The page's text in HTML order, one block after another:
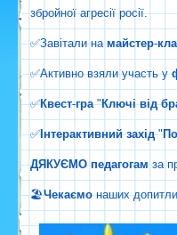
збройної агресії росії.
✅Завітали намайстер-
✅Активно взяли участь у
✅Квест-гра"Ключі від
✅Інтерактивний захід"
ДЯКУЄМО педагогамза
🏖Чекаємонаших